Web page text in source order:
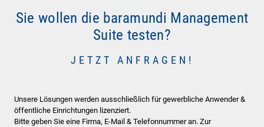
Sie wollen die baramundi Management
Suite testen?
JETZT ANFRAGEN!
Unsere Lösungen werden ausschließlich für gewerbliche Anwender &
öffentliche Einrichtungen lizenziert.
Bitte geben Sie eine Firma, E-Mail & Telefonnummer an. Zur